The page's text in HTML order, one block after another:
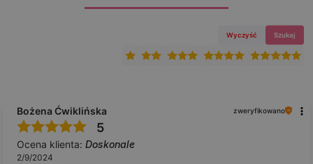
Wyczyść Szukaj
Bożena Ćwiklińska zweryfikowano
5
Ocena klienta: Doskonale
2/9/2024